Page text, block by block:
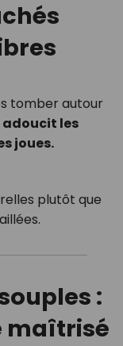
tomber autour
adoucit les
joues.
plutôt que
:
maîtrisé